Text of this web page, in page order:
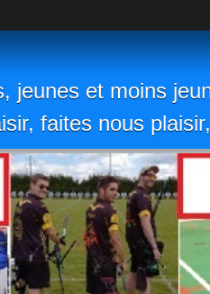
jeunes et moins
faites nous